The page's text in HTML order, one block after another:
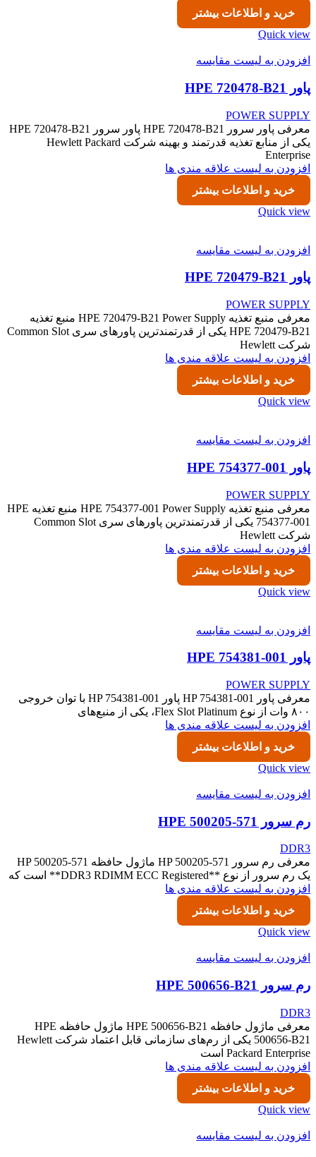
خرید و اطلاعات بیشتر
Quick view
افزودن به لیست مقایسه
پاور HPE 720478-B21
POWER SUPPLY
معرفی پاور سرور HPE 720478-B21 پاور سرور HPE 720478-B21
یکی از منابع تغذیه قدرتمند و بهینه شرکت Hewlett Packard
Enterprise
افزودن به لیست علاقه مندی ها
خرید و اطلاعات بیشتر
Quick view
افزودن به لیست مقایسه
پاور HPE 720479-B21
POWER SUPPLY
معرفی منبع تغذیه HPE 720479-B21 Power Supply منبع تغذیه
HPE 720479-B21 یکی از قدرتمندترین پاورهای سری Common Slot
شرکت Hewlett
افزودن به لیست علاقه مندی ها
خرید و اطلاعات بیشتر
Quick view
افزودن به لیست مقایسه
پاور HPE 754377-001
POWER SUPPLY
معرفی منبع تغذیه HPE 754377-001 Power Supply منبع تغذیه HPE
754377-001 یکی از قدرتمندترین پاورهای سری Common Slot
شرکت Hewlett
افزودن به لیست علاقه مندی ها
خرید و اطلاعات بیشتر
Quick view
افزودن به لیست مقایسه
پاور HPE 754381-001
POWER SUPPLY
معرفی پاور HP 754381-001 پاور HP 754381-001 با توان خروجی
۸۰۰ وات از نوع Flex Slot Platinum، یکی از منبع‌های
افزودن به لیست علاقه مندی ها
خرید و اطلاعات بیشتر
Quick view
افزودن به لیست مقایسه
رم سرور HPE 500205-571
DDR3
معرفی رم سرور HP 500205-571 ماژول حافظه HP 500205-571
یک رم سرور از نوع **DDR3 RDIMM ECC Registered** است که
افزودن به لیست علاقه مندی ها
خرید و اطلاعات بیشتر
Quick view
افزودن به لیست مقایسه
رم سرور HPE 500656-B21
DDR3
معرفی ماژول حافظه HPE 500656-B21 ماژول حافظه HPE
500656-B21 یکی از رم‌های سازمانی قابل اعتماد شرکت Hewlett
Packard Enterprise است
افزودن به لیست علاقه مندی ها
خرید و اطلاعات بیشتر
Quick view
افزودن به لیست مقایسه